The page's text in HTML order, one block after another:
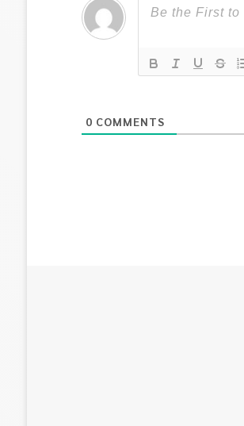
0 COMMENTS